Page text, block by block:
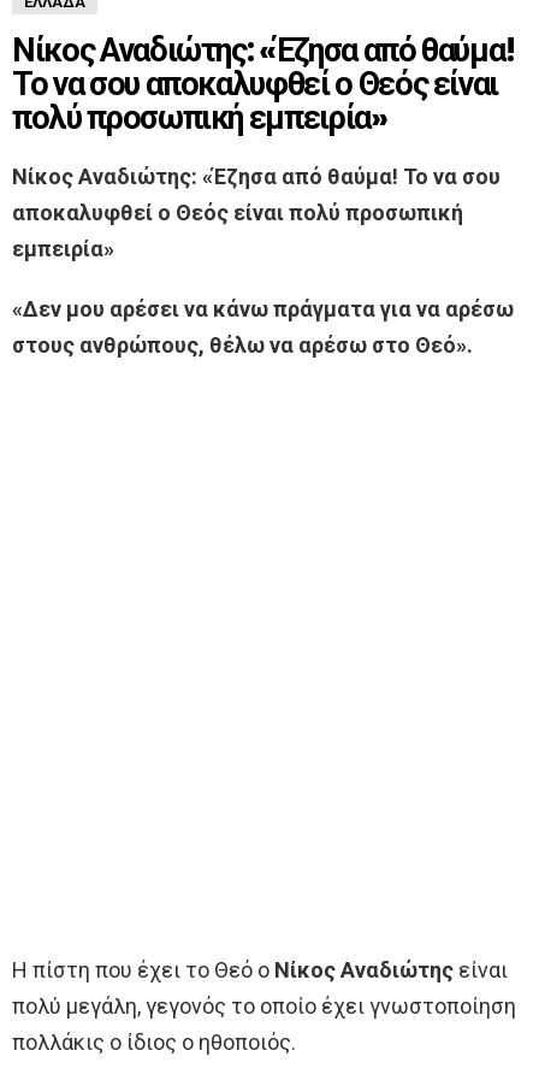
Νίκος Αναδιώτης: «Έζησα από θαύμα!
Το να σου αποκαλυφθεί ο Θεός είναι
πολύ προσωπική εμπειρία»
Νίκος Αναδιώτης: «Έζησα από θαύμα! Το να σου
αποκαλυφθεί ο Θεός είναι πολύ προσωπική
εμπειρία»
«Δεν μου αρέσει να κάνω πράγματα για να αρέσω
στους ανθρώπους, θέλω να αρέσω στο Θεό».
Η πίστη που έχει το Θεό ο Νίκος Αναδιώτης είναι
πολύ μεγάλη, γεγονός το οποίο έχει γνωστοποίηση
πολλάκις ο ίδιος ο ηθοποιός.